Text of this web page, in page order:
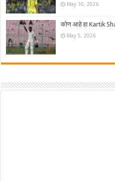
May 10, 2026
कोण आहे हा Kartik
May 5, 2026